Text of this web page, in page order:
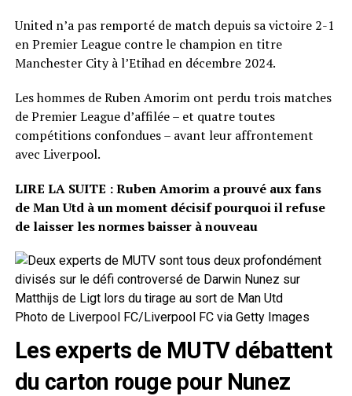
United n’a pas remporté de match depuis sa victoire 2-1
en Premier League contre le champion en titre
Manchester City à l’Etihad en décembre 2024.
Les hommes de Ruben Amorim ont perdu trois matches
de Premier League d’affilée – et quatre toutes
compétitions confondues – avant leur affrontement
avec Liverpool.
LIRE LA SUITE : Ruben Amorim a prouvé aux fans
de Man Utd à un moment décisif pourquoi il refuse
de laisser les normes baisser à nouveau
Photo de Liverpool FC/Liverpool FC via Getty Images
Les experts de MUTV débattent
du carton rouge pour Nunez